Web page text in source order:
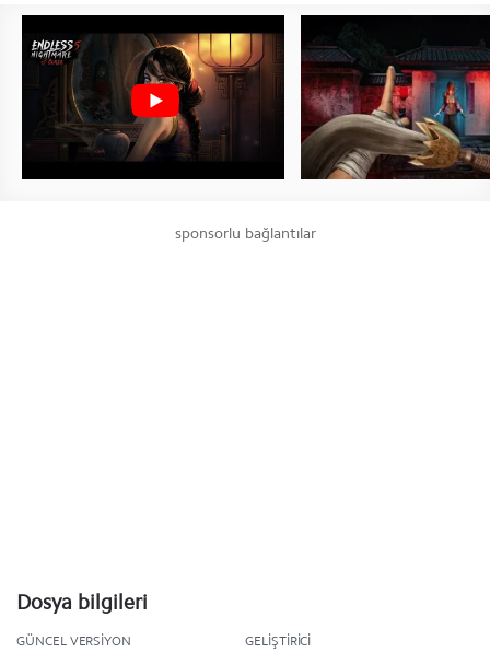
sponsorlu bağlantılar
Dosya bilgileri
GÜNCEL VERSIYON GELIŞTIRICI